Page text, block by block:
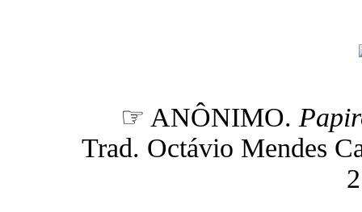
☞ ANÔNIMO.
Trad. Octávio Mendes